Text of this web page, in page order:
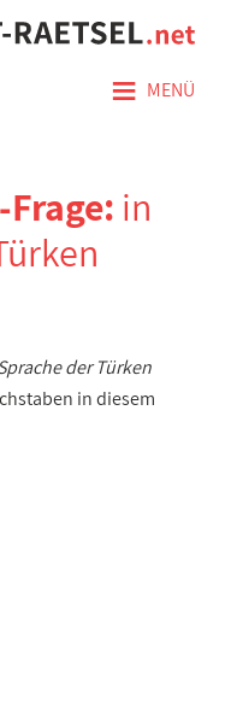
≡ MENÜ
in
der Türken
in diesem